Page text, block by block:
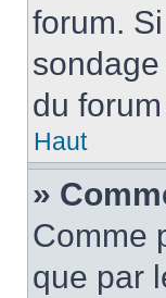
forum.
du
Haut
»
Comme
que par